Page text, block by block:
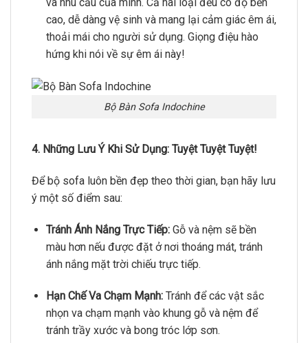
cao,dễ dàng vệ sinh và mang lại cảm giác êm ái,
thoải mái cho người sử dụng. Giọng điệu hào
hứng khi nói về sự êm ái này!
Bộ Bàn Sofa Indochine
4. Những Lưu Ý Khi Sử Dụng: Tuyệt Tuyệt Tuyệt!
Để bộ sofa luôn bền đẹp theo thời gian, bạn hãy lưu
ý một số điểm sau:
Tránh Ánh Nắng Trực Tiếp:Gỗ và nệm sẽ bền
màu hơn nếu được đặt ở nơi thoáng mát,tránh
ánh nắng mặt trời chiếu trực tiếp.
Hạn Chế Va Chạm Mạnh:Tránh để các vật sắc
nhọn va chạm mạnh vào khung gỗ và nệm để
tránh trầy xước và bong tróc lớp sơn.